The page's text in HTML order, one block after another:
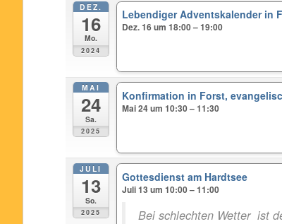
DEZ.
16
Mo.
2024
Lebendiger Adventskalender in
Dez. 16 um 18:00 – 19:00
MAI
24
Sa.
2025
Konfirmation in Forst,
Mai 24 um 10:30 – 11:30
JULI
13
So.
2025
Gottesdienst am Hardtsee
Juli 13 um 10:00 – 11:00
Bei schlechten Wetter ist